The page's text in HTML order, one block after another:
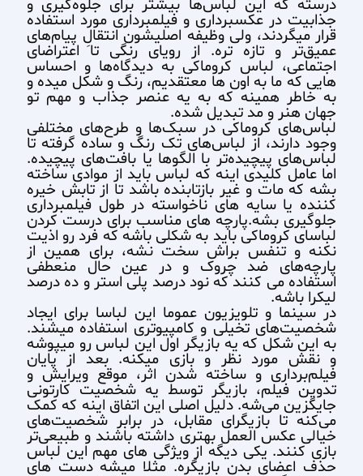
درسته که این لباس‌ها بیشتر برای جلوه‌گیری و
جذابیت در عکسبرداری‌ و فیلمبرداری مورد استفاده
قرار میگردند، ولی وظیفه اصلیشون انتقالِ پیام‌های
عمیق‌تر و تازه تره. از رویای رنگی تا اعتراضای
اجتماعی، لباس کروماکی به دیدگاه‌ها و احساس
هایی که ما به اون ها معتقدیم، رنگ و شکل میده و
به خاطر همینه که به یه عنصر جذاب و مهم تو
جهان هنر و مد تبدیل شده.
لباس‌های کروماکی در سبک‌ها و طرح‌های مختلفی
وجود دارند، از لباس‌های تک رنگ و ساده گرفته تا
لباس‌های پیچیده‌تر با الگوها یا بافت‌های پیچیده.
اما عامل کلیدی اینه که لباس باید از موادی ساخته
بشه که مات و غیر بازتابنده باشد تا از تابش خیره
کننده یا سایه های ناخواسته در طول فیلمبرداری
جلوگیری بشه.پارچه های مناسب برای درست کردن
لباسای کروماکی باید به شکلی باشه که فرد رو اذیت
نکنه و تنفس براش سخت نشه، برای همین از
پارچه‌های ضد چروک و در عین حال منعطفی
استفاده می کنند که نود درصد پلی استر و ده درصد
لیکرا باشه.
در سینما و تلویزیون عموما این لباسا برای ایجاد
شخصیت‌های تخیلی و کامپیوتری استفاده میشند.
به این شکل که یه بازیگر اول این لباس رو میپوشه
و نقش مورد نظر و بازی میکنه. بعد از پایان
فیلم‌برداری و ساخته شدن اثر، موقع ویرایش و
تدوین فیلم، بازیگر توسط یه شخصیت کارتونی
جایگزین می‌شه. دلیل اصلی این اتفاق اینه که کمک
می‌کنه تا بازیگرای مقابل، در برابر شخصیت‌های
خیالی عکس العمل بهتری داشته باشند و طبیعی‌تر
بازی کنند. یکی دیگه از ویژگی های مهم این لباس
حذف اعضای بدن بازیگره. مثلا میشه دست های